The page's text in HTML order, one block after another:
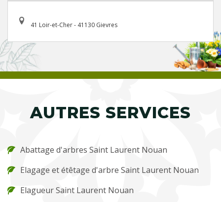
41 Loir-et-Cher - 41130 Gievres
AUTRES SERVICES
Abattage d'arbres Saint Laurent Nouan
Elagage et étêtage d'arbre Saint Laurent Nouan
Elagueur Saint Laurent Nouan